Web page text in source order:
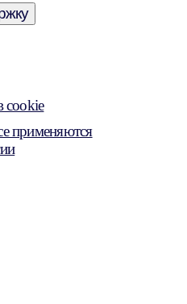
cookie
применяются